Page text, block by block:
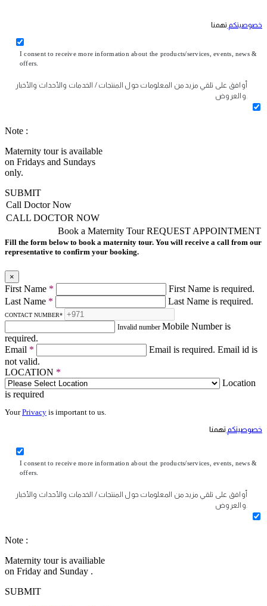
خصوصيتكم تهمنا
I consent to receive more information about the products/services, events, news &
offers.
أوافق على تلقي مزيد من المعلومات حول المنتجات / الخدمات والأحداث والأخبار
والعروض.
Note :
Maternity tour is available
on Fridays and Sundays
only.
SUBMIT
Call Doctor Now
CALL DOCTOR NOW
REQUEST APPOINTMENT
Book a Maternity Tour
Fill the form below to book a maternity tour. You will receive a call from our
representative to confirm your booking.
×
First Name *
First Name is required.
Last Name * Last Name is required.
CONTACT NUMBER*
Invalid number Mobile Number is
required.
Email * Email is required. Email id is
not valid.
LOCATION *
Location
is required
YourPrivacy is important to us.
خصوصيتكم تهمنا
I consent to receive more information about the products/services, events, news &
offers.
أوافق على تلقي مزيد من المعلومات حول المنتجات / الخدمات والأحداث والأخبار
Note :
Maternity tour is availiable
on Friday and Sunday .
SUBMIT